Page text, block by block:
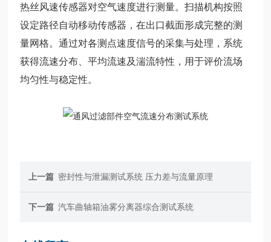
热丝风速传感器对空气速度进行测量。扫描机构按照
设定路径自动移动传感器，在出口截面形成完整的测
量网格。通过对各测点速度信号的采集与处理，系统
获得流速分布、平均流速及湍流特性，用于评价流场
均匀性与稳定性。
上一篇 密封性与泄漏测试系统 压力差与流量原理
下一篇 汽车曲轴箱油雾分离器综合测试系统